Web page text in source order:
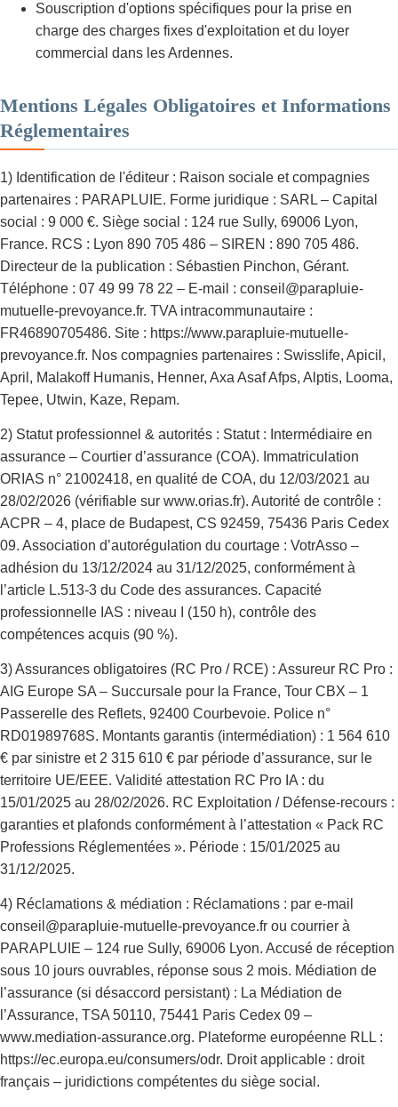
Souscription d'options spécifiques pour la prise en
charge des charges fixes d'exploitation et du loyer
commercial dans les Ardennes.
Mentions Légales Obligatoires et Informations
Réglementaires
1) Identification de l'éditeur : Raison sociale et compagnies
partenaires : PARAPLUIE. Forme juridique : SARL – Capital
social : 9 000 €. Siège social : 124 rue Sully, 69006 Lyon,
France. RCS : Lyon 890 705 486 – SIREN : 890 705 486.
Directeur de la publication : Sébastien Pinchon, Gérant.
Téléphone : 07 49 99 78 22 – E-mail : conseil@parapluie-
mutuelle-prevoyance.fr. TVA intracommunautaire :
FR46890705486. Site : https://www.parapluie-mutuelle-
prevoyance.fr. Nos compagnies partenaires : Swisslife, Apicil,
April, Malakoff Humanis, Henner, Axa Asaf Afps, Alptis, Looma,
Tepee, Utwin, Kaze, Repam.
2) Statut professionnel & autorités : Statut : Intermédiaire en
assurance – Courtier d’assurance (COA). Immatriculation
ORIAS n° 21002418, en qualité de COA, du 12/03/2021 au
28/02/2026 (vérifiable sur www.orias.fr). Autorité de contrôle :
ACPR – 4, place de Budapest, CS 92459, 75436 Paris Cedex
09. Association d’autorégulation du courtage : VotrAsso –
adhésion du 13/12/2024 au 31/12/2025, conformément à
l’article L.513-3 du Code des assurances. Capacité
professionnelle IAS : niveau I (150 h), contrôle des
compétences acquis (90 %).
3) Assurances obligatoires (RC Pro / RCE) : Assureur RC Pro :
AIG Europe SA – Succursale pour la France, Tour CBX – 1
Passerelle des Reflets, 92400 Courbevoie. Police n°
RD01989768S. Montants garantis (intermédiation) : 1 564 610
€ par sinistre et 2 315 610 € par période d’assurance, sur le
territoire UE/EEE. Validité attestation RC Pro IA : du
15/01/2025 au 28/02/2026. RC Exploitation / Défense-recours :
garanties et plafonds conformément à l’attestation « Pack RC
Professions Réglementées ». Période : 15/01/2025 au
31/12/2025.
4) Réclamations & médiation : Réclamations : par e-mail
conseil@parapluie-mutuelle-prevoyance.fr ou courrier à
PARAPLUIE – 124 rue Sully, 69006 Lyon. Accusé de réception
sous 10 jours ouvrables, réponse sous 2 mois. Médiation de
l’assurance (si désaccord persistant) : La Médiation de
l’Assurance, TSA 50110, 75441 Paris Cedex 09 –
www.mediation-assurance.org. Plateforme européenne RLL :
https://ec.europa.eu/consumers/odr. Droit applicable : droit
français – juridictions compétentes du siège social.